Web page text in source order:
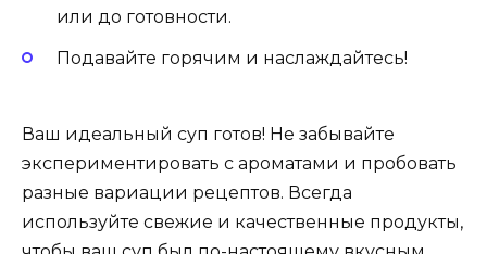
или до готовности.
Подавайте горячим и наслаждайтесь!
Ваш идеальный суп готов! Не забывайте
экспериментировать с ароматами и пробовать
разные вариации рецептов. Всегда
используйте свежие и качественные продукты,